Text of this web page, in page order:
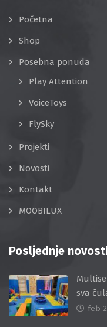
Početna
Shop
Posebna ponuda
Play Attention
VoiceToys
FlySky
Projekti
Novosti
Kontakt
MOOBILUX
Posljednje
sva
feb